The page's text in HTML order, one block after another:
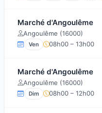
Marché d'Angoulême
Angoulême (16000)
Ven 08h00 – 13h00
Marché d'Angoulême
Angoulême (16000)
Dim 08h00 – 12h00